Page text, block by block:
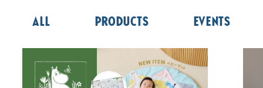
All Products Events